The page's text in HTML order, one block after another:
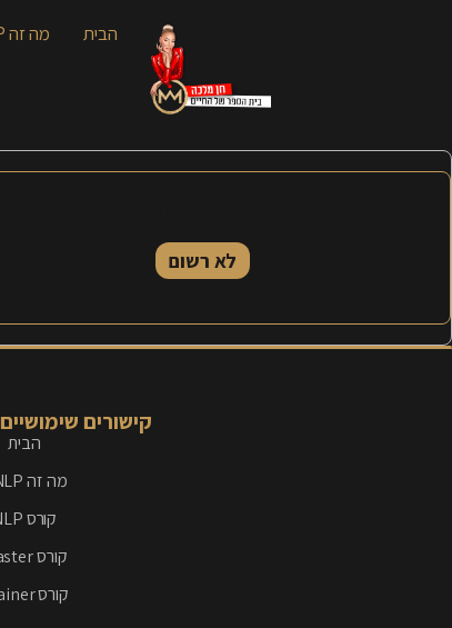
הבית מה זה NLP ?
לא רשום
קישורים שימושיים
הבית
מה זה NLP ?
קורס NLP
קורס Master
קורס Trainer